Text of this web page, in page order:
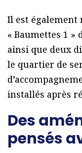
Il est également
« Baumettes 1 »
ainsi que deux
le quartier de
installés après
Des
pensés